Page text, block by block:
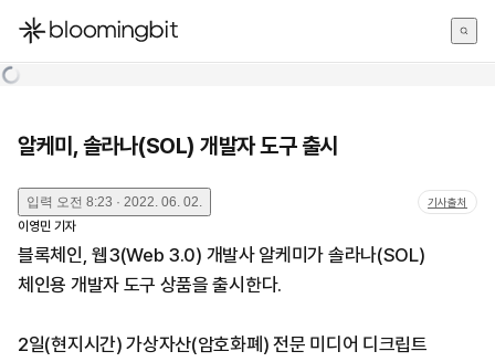
한국어
알케미, 솔라나(SOL) 개발자 도구 출시
입력 오전 8:23 · 2022. 06. 02. 기사출처
이영민 기자
블록체인, 웹3(Web 3.0) 개발사 알케미가 솔라나(SOL)
체인용 개발자 도구 상품을 출시한다.
2일(현지시간) 가상자산(암호화폐) 전문 미디어 디크립트